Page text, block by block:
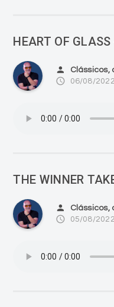
HEART OF GLASS
person Clássicos,
access_time 06/08/
THE WINNER
person Clássicos,
access_time 05/08/